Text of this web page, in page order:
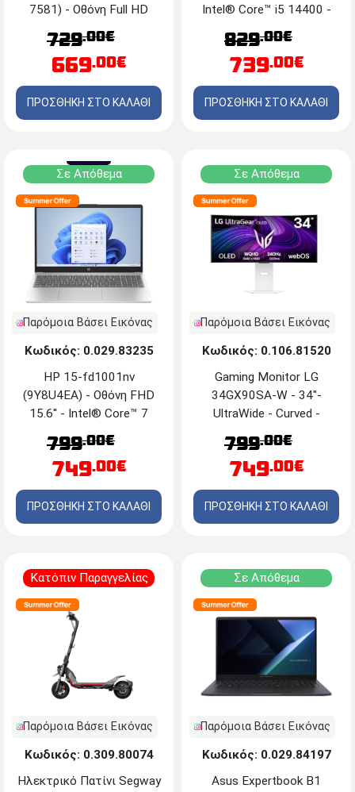
7581) - Οθόνη Full HD
15.6'' IPS - Intel® Core™
i5-1334U - 16GB RAM -
512GB SSD - Windows 11
Pro - Carbon Black
729.00€
669.00€
ΠΡΟΣΘΗΚΗ ΣΤΟ ΚΑΛΑΘΙ
Intel® Core™ i5 14400 -
16GB RAM - 512GB SSD
NVMe™ M.2 - Windows 11
Pro
829.00€
739.00€
ΠΡΟΣΘΗΚΗ ΣΤΟ ΚΑΛΑΘΙ
Σε Απόθεμα
Παρόμοια Βάσει Εικόνας
Κωδικός: 0.029.83235
HP 15-fd1001nv
(9Y8U4EA) - Οθόνη FHD
15.6'' - Intel® Core™ 7
150U - 16GB RAM -
512GB M.2 SSD -
Windows 11 Home
799.00€
749.00€
ΠΡΟΣΘΗΚΗ ΣΤΟ ΚΑΛΑΘΙ
Σε Απόθεμα
Παρόμοια Βάσει Εικόνας
Κωδικός: 0.106.81520
Gaming Monitor LG
34GX90SA-W - 34"-
UltraWide - Curved -
WQHD - OLED - HDR10 -
WebOS - 240Hz/0.03ms -
HDMI/DP
799.00€
749.00€
ΠΡΟΣΘΗΚΗ ΣΤΟ ΚΑΛΑΘΙ
Κατόπιν Παραγγελίας
Παρόμοια Βάσει Εικόνας
Κωδικός: 0.309.80074
Ηλεκτρικό Πατίνι Segway
Σε Απόθεμα
Παρόμοια Βάσει Εικόνας
Κωδικός: 0.029.84197
Asus Expertbook B1